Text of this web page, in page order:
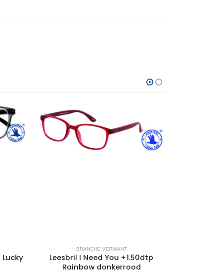
Lucky
BRANCHE VERWANT
Leesbril I Need You +1.50dtp
Rainbow donkerrood